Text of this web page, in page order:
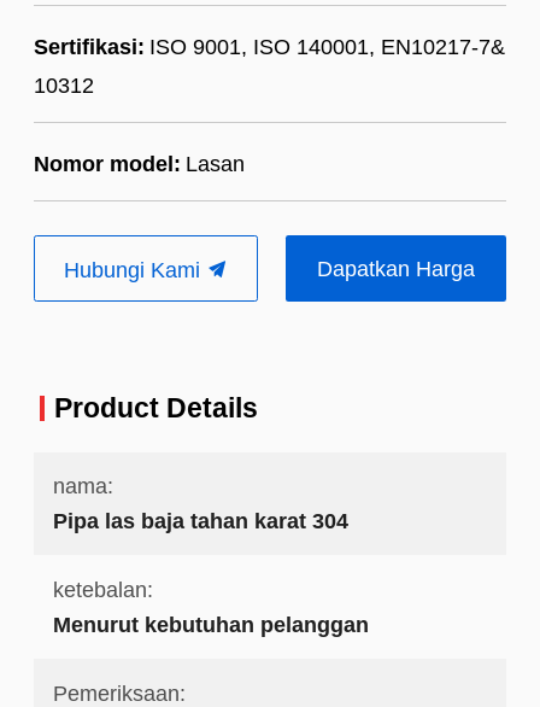
Sertifikasi: ISO 9001, ISO 140001, EN10217-7&
10312
Nomor model: Lasan
Hubungi Kami Dapatkan Harga
Product Details
nama:
Pipa las baja tahan karat 304
ketebalan:
Menurut kebutuhan pelanggan
Pemeriksaan: